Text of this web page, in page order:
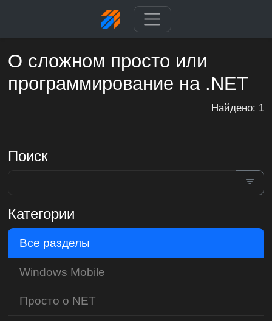
О сложном просто или
программирование на .NET
Найдено: 1
Поиск
Категории
Все разделы
Windows Mobile
Просто о NET